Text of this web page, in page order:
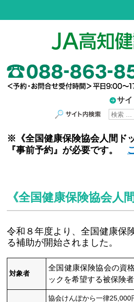
サ
サイト内検
※《全国健康保険協会人間ド
『事前予約』が必要です。
《全国健康保険協会人
令和８年度より、全国健康保
る補助が開始されました。
対象者
全国健康保険協会の資
ックを希望する被保険者
協会けんぽから一律25,000